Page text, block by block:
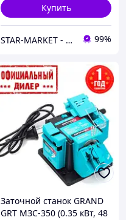
Купить
STAR-MARKET - аксессуары, товары для дома, сада, отдыха и туризма 99%
Заточной станок GRAND
GRT МЗС-350 (0.35 кВт, 48